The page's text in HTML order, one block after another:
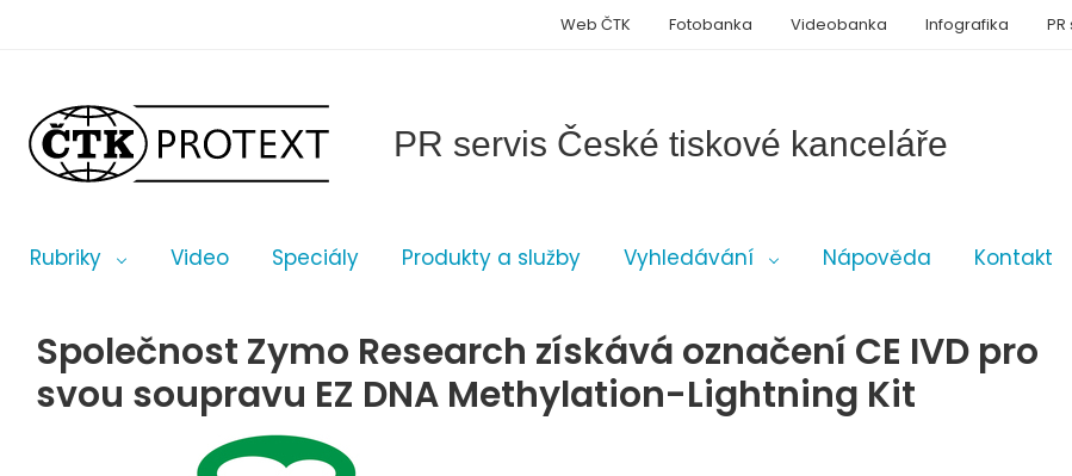
PR servis České tiskové kanceláře
Rubriky Video Speciály Produkty a služby Vyhledávání Nápověda Kontakt
Web ČTK Fotobanka Videobanka Infografika
Společnost Zymo Research získává označení CE IVD pro
svou soupravu EZ DNA Methylation-Lightning Kit